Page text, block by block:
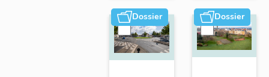
Dossier Dossier